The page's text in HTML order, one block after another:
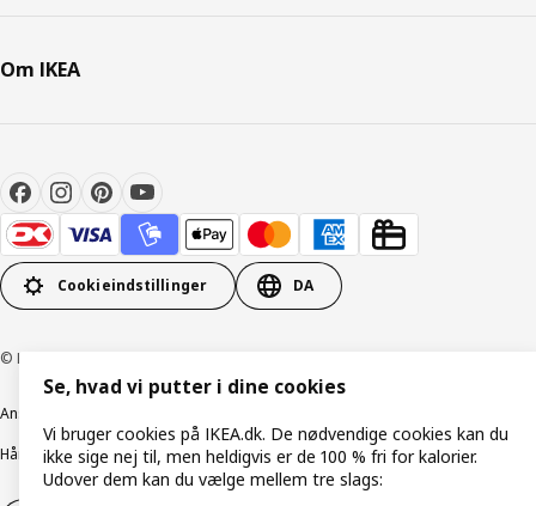
Om IKEA
Cookieindstillinger DA
© Inter IKEA Systems B.V. 1999-2026
Ansvarlig rapportering
Håndtering af persondataSalgs- og leveringsbetingelser
Se, hvad vi putter i dine cookies
Vi bruger cookies på IKEA.dk. De nødvendige cookies kan du
ikke sige nej til, men heldigvis er de 100 % fri for kalorier.
Udover dem kan du vælge mellem tre slags: